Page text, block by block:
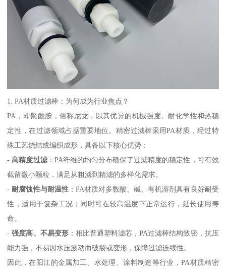
1. PA材质过滤棒：为何成为行业焦点？
PA，即聚酰胺，俗称尼龙，以其优异的机械强度、耐化学性和热稳
定性，在过滤领域占据重要地位。精密过滤棒采用PA材质，经过特
殊工艺烧结或编织成形，具备以下核心优势：
-高精度过滤：PA纤维的均匀分布确保了过滤精度的稳定性，可有效
截留微小颗粒，满足从粗滤到精滤的多样化需求。
-耐腐蚀性与耐温性：PA材质对多数酸、碱、有机溶剂具有良好耐受
性，适用于复杂工况；同时可在较高温度下正常运行，延长使用寿
命。
-强度高、不易变形：相比普通塑料滤芯，PA过滤棒结构致密，抗压
能力强，不易因水压波动而破裂或变形，保障过滤连续性。
因此，在阳江的金属加工、水处理、涂料制造等行业，PA材质精密